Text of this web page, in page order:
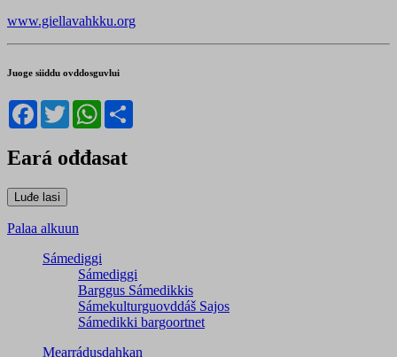
www.giellavahkku.org
Juoge siiddu ovddosguvlui
Facebook
TwitterWhatsApp
Eará ođđasat
Palaa alkuun
Sámediggi
Sámediggi
Barggus Sámedikkis
Sámekulturguovddáš Sajos
Sámedikki bargoortnet
Mearrádusdahkan